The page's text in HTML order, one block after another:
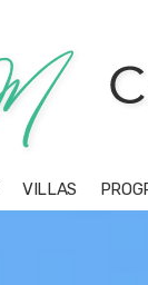
VILLAS